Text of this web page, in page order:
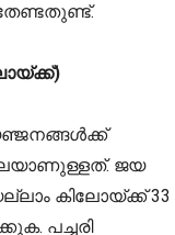
ജയ
കിലോയ്ക്ക് 33
പച്ചരി